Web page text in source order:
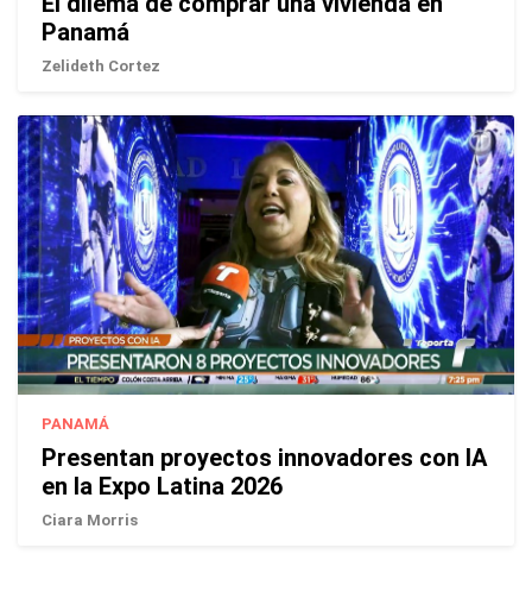
Panamá
Zelideth Cortez
PANAMÁ
Presentan proyectos innovadores con IA
en la Expo Latina 2026
Ciara Morris